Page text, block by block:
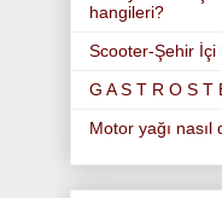
hangileri?
Scooter-Şehir İçi
G A S T R O S T
Motor yağı nasıl